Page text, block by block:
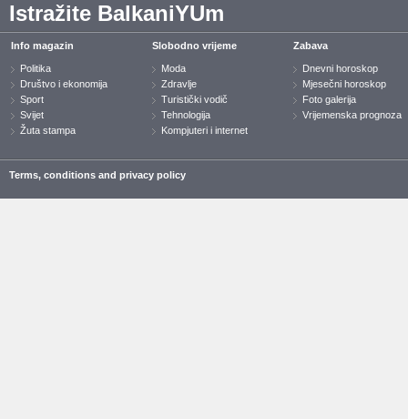
Istražite BalkaniYUm
Info magazin
Politika
Društvo i ekonomija
Sport
Svijet
Žuta stampa
Slobodno vrijeme
Moda
Zdravlje
Turistički vodič
Tehnologija
Kompjuteri i internet
Zabava
Dnevni horoskop
Mjesečni horoskop
Foto galerija
Vrijemenska prognoza
Terms, conditions and privacy policy